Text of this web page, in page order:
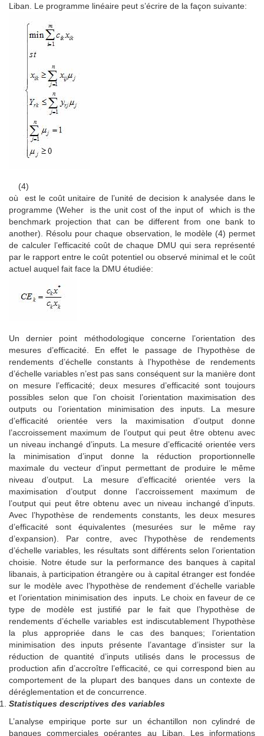
Liban. Le programme linéaire peut s’écrire de la façon suivante:
(4)
où est le coût unitaire de l’unité de decision k analysée dans le
programme (Weher is the unit cost of the input of which is the
benchmark projection that can be different from one bank to
another). Résolu pour chaque observation, le modèle (4) permet
de calculer l’efficacité coût de chaque DMU qui sera représenté
par le rapport entre le coût potentiel ou observé minimal et le coût
actuel auquel fait face la DMU étudiée:
Un dernier point méthodologique concerne l’orientation des
mesures d’efficacité. En effet le passage de l’hypothèse de
rendements d’échelle constants à l’hypothèse de rendements
d’échelle variables n’est pas sans conséquent sur la manière dont
on mesure l’efficacité; deux mesures d’efficacité sont toujours
possibles selon que l’on choisit l’orientation maximisation des
outputs ou l’orientation minimisation des inputs. La mesure
d’efficacité orientée vers la maximisation d’output donne
l’accroissement maximum de l’output qui peut être obtenu avec
un niveau inchangé d’inputs. La mesure d’efficacité orientée vers
la minimisation d’input donne la réduction proportionnelle
maximale du vecteur d’input permettant de produire le même
niveau d’output. La mesure d’efficacité orientée vers la
maximisation d’output donne l’accroissement maximum de
l’output qui peut être obtenu avec un niveau inchangé d’inputs.
Avec l’hypothèse de rendements constants, les deux mesures
d’efficacité sont équivalentes (mesurées sur le même ray
d’expansion). Par contre, avec l’hypothèse de rendements
d’échelle variables, les résultats sont différents selon l’orientation
choisie. Notre étude sur la performance des banques à capital
libanais, à participation étrangère ou à capital étranger est fondée
sur le modèle avec l’hypothèse de rendement d’échelle variable
et l’orientation minimisation des inputs. Le choix en faveur de ce
type de modèle est justifié par le fait que l’hypothèse de
rendements d’échelle variables est indiscutablement l’hypothèse
la plus appropriée dans le cas des banques; l’orientation
minimisation des inputs présente l’avantage d’insister sur la
réduction de quantité d’inputs utilisés dans le processus de
production afin d’accroître l’efficacité, ce qui correspond bien au
comportement de la plupart des banques dans un contexte de
déréglementation et de concurrence.
Statistiques descriptives des variables
L’analyse empirique porte sur un échantillon non cylindré de
banques commerciales opérantes au Liban. Les informations